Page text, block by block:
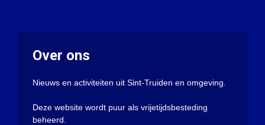
Over ons
Nieuws en activiteiten uit Sint-Truiden en omgeving.
Deze website wordt puur als vrijetijdsbesteding
beheerd.